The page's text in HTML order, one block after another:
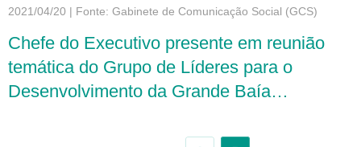
2021/04/20 | Fonte: Gabinete de Comunicação Social (GCS)
Chefe do Executivo presente em reunião
temática do Grupo de Líderes para o
Desenvolvimento da Grande Baía